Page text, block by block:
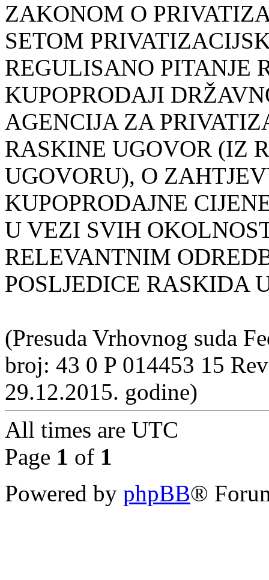
ZAKONOM O
SETOM
REGULISANO PITANJE
KUPOPRODAJI
AGENCIJA ZA
RASKINE UGOVOR (IZ
UGOVORU), O
KUPOPRODAJNE
U VEZI SVIH
RELEVANTNIM
POSLJEDICE RASKIDA
(Presuda Vrhovnog suda
broj: 43 0 P 014453 15
29.12.2015. godine)
All times are UTC
Page 1 of 1
Powered by phpBB®